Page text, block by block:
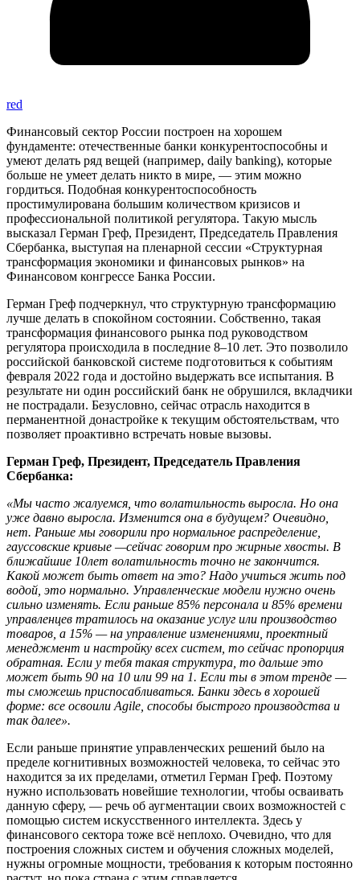
red
Финансовый сектор России построен на хорошем
фундаменте: отечественные банки конкурентоспособны и
умеют делать ряд вещей (например, daily banking), которые
больше не умеет делать никто в мире, — этим можно
гордиться. Подобная конкурентоспособность
простимулирована большим количеством кризисов и
профессиональной политикой регулятора. Такую мысль
высказал Герман Греф, Президент, Председатель Правления
Сбербанка, выступая на пленарной сессии «Структурная
трансформация экономики и финансовых рынков» на
Финансовом конгрессе Банка России.
Герман Греф подчеркнул, что структурную трансформацию
лучше делать в спокойном состоянии. Собственно, такая
трансформация финансового рынка под руководством
регулятора происходила в последние 8–10 лет. Это позволило
российской банковской системе подготовиться к событиям
февраля 2022 года и достойно выдержать все испытания. В
результате ни один российский банк не обрушился, вкладчики
не пострадали. Безусловно, сейчас отрасль находится в
перманентной донастройке к текущим обстоятельствам, что
позволяет проактивно встречать новые вызовы.
Герман Греф, Президент, Председатель Правления
Сбербанка:
«Мы часто жалуемся, что волатильность выросла. Но она
уже давно выросла. Изменится она в будущем? Очевидно,
нет. Раньше мы говорили про нормальное распределение,
гауссовские кривые —сейчас говорим про жирные хвосты. В
ближайшие 10лет волатильность точно не закончится.
Какой может быть ответ на это? Надо учиться жить под
водой, это нормально. Управленческие модели нужно очень
сильно изменять. Если раньше 85% персонала и 85% времени
управленцев тратилось на оказание услуг или производство
товаров, а 15% — на управление изменениями, проектный
менеджмент и настройку всех систем, то сейчас пропорция
обратная. Если у тебя такая структура, то дальше это
может быть 90 на 10 или 99 на 1. Если ты в этом тренде —
ты сможешь приспосабливаться. Банки здесь в хорошей
форме: все освоили Agile, способы быстрого производства и
так далее».
Если раньше принятие управленческих решений было на
пределе когнитивных возможностей человека, то сейчас это
находится за их пределами, отметил Герман Греф. Поэтому
нужно использовать новейшие технологии, чтобы осваивать
данную сферу, — речь об аугментации своих возможностей с
помощью систем искусственного интеллекта. Здесь у
финансового сектора тоже всё неплохо. Очевидно, что для
построения сложных систем и обучения сложных моделей,
нужны огромные мощности, требования к которым постоянно